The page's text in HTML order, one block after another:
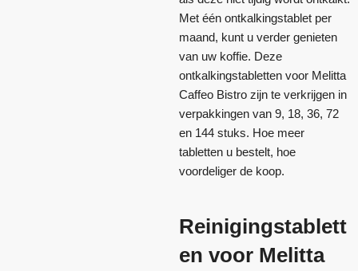
Met één ontkalkingstablet per
maand, kunt u verder genieten
van uw koffie. Deze
ontkalkingstabletten voor Melitta
Caffeo Bistro zijn te verkrijgen in
verpakkingen van 9, 18, 36, 72
en 144 stuks. Hoe meer
tabletten u bestelt, hoe
voordeliger de koop.
Reinigingstablett
en voor Melitta